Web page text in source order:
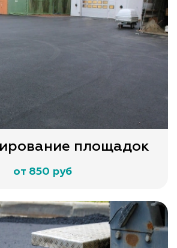
площадок
от 850 руб